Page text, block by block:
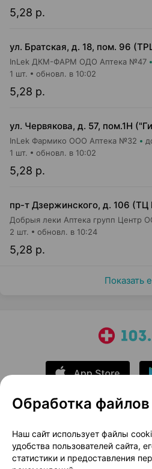
5,28 р.
InLek ДКМ-ФАРМ ОДО Аптека №47
5,28 р.
1 шт. обновл. в 10:02
ул. Червякова, д. 57, пом.1Н
InLek Фармико ООО Аптека №32
5,28 р.
1 шт. обновл. в 10:02
пр-т Дзержинского, д. 106 (ТЦ
5,28 р.
2 шт. обновл. в 10:24
Показать
О проекте
Размещение рекламы
Публичный договор
Обработка
Наш сайт использует файлы
удобства пользователей сайта,
статистики и предоставления